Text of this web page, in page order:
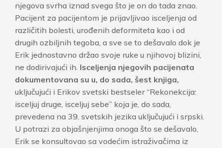
njegova svrha iznad svega što je on do tada znao.
Pacijent za pacijentom je prijavljivao isceljenja od
različitih bolesti, urođenih deformiteta kao i od
drugih ozbiljnih tegoba, a sve se to dešavalo dok je
Erik jednostavno držao svoje ruke u njihovoj blizini,
ne dodirivajući ih. Isceljenja njegovih pacijenata
dokumentovana su u, do sada, šest knjiga,
uključujući i Erikov svetski bestseler “Rekonekcija:
isceljuj druge, isceljuj sebe” koja je, do sada,
prevedena na 39. svetskih jezika uključujući i srpski.
U potrazi za objašnjenjima onoga što se dešavalo,
Erik se konsultovao sa vodećim istraživačima iz